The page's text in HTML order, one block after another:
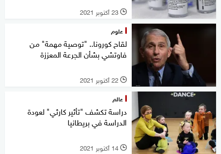
l 23 أكتوبر 2021
علوم
لقاح كورونا.. "توصية مهمة" من
فاوتشي بشأن الجرعة المعززة
l 22 أكتوبر 2021
عالم
دراسة تكشف "تأثير كارثي" لعودة
الدراسة في بريطانيا
l 14 أكتوبر 2021